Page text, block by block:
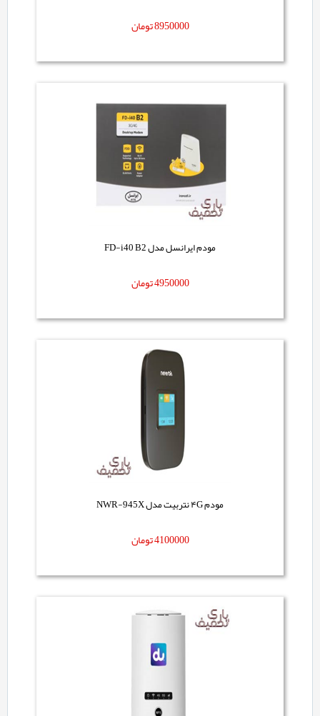
8950000تومان
مودم ایرانسل مدل FD-i40 B2
4950000تومان
مودم ۴G نتربیت مدل NWR-945X
4100000تومان